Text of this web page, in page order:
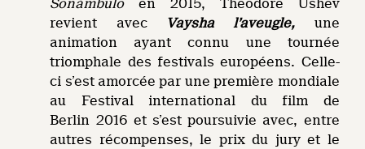
Sonámbuloen 2015, Theodore Ushev
revient avec
Vaysha l’aveugle, une
animation ayant connu une tournée
triomphale des festivals européens. Celle-
ci s’est amorcée par une première mondiale
au Festival international du film de
Berlin 2016 et s’est poursuivie avec, entre
autres récompenses, le prix du jury et le